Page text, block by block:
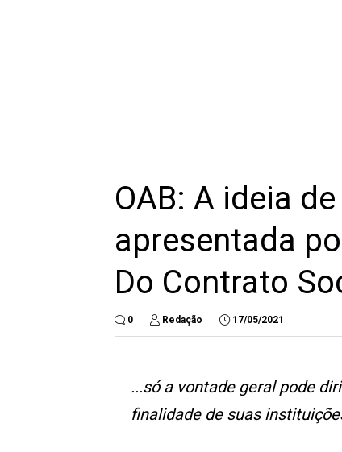
OAB: A ideia
apresentada
Do Contrato
0 Redação 17/05/2021
...só a vontade geral pode
finalidade de suas